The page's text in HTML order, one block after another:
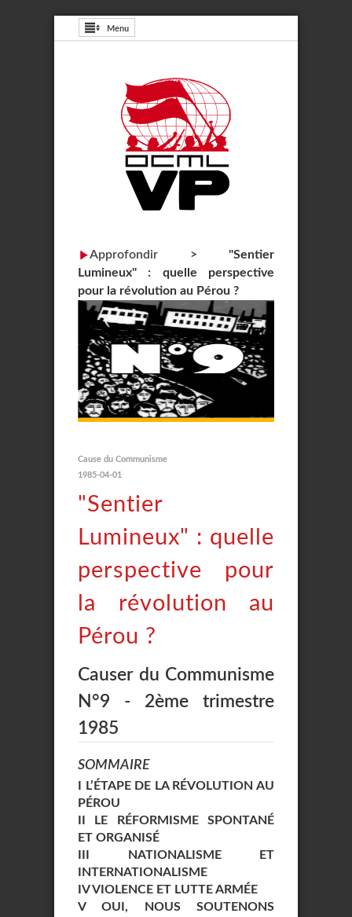
Menu
Approfondir > "Sentier
Lumineux" : quelle perspective
pour la révolution au Pérou ?
Cause du Communisme
1985-04-01
"Sentier
Lumineux" : quelle
perspective pour
la révolution au
Pérou ?
Causer du Communisme
N°9 - 2ème trimestre
1985
SOMMAIRE
I L’ÉTAPE DE LA RÉVOLUTION AU
PÉROU
II LE RÉFORMISME SPONTANÉ
ET ORGANISÉ
III NATIONALISME ET
INTERNATIONALISME
IV VIOLENCE ET LUTTE ARMÉE
V OUI, NOUS SOUTENONS